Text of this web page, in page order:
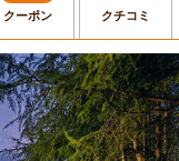
クーポン クチコミ